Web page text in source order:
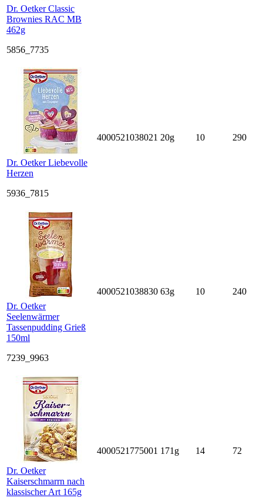
Dr. Oetker Classic
Brownies RAC MB
462g
5856_7735
Dr. Oetker Liebevolle
Herzen
5936_7815
4000521038021 20g 10 290
Dr. Oetker
Seelenwärmer
Tassenpudding Grieß
150ml
7239_9963
4000521038830 63g 10 240
Dr. Oetker
Kaiserschmarrn nach
klassischer Art 165g
4000521775001 171g 14 72